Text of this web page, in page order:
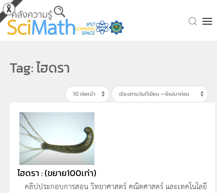
Skip to main content
Tag: ไฮดรา
ไฮดรา : (ขยาย100เท่า)
คลิปประกอบการสอน วิทยาศาสตร์ คณิตศาสตร์ และเทคโนโลยี